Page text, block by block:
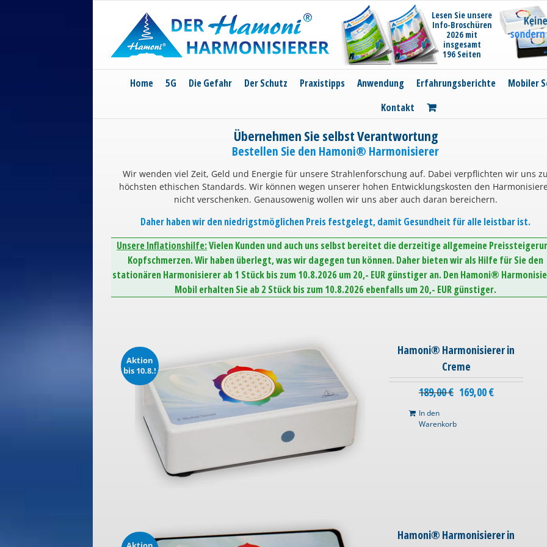
Lesen Sie unsere
Info-Broschüren
2026 mit
insgesamt
196 Seiten
Home 5G Die Gefahr Der Schutz Praxistipps Anwendung Erfahrungsberichte
Mobiler
Kontakt
Übernehmen Sie selbst Verantwortung
Bestellen Sie den Hamoni® Harmonisierer
Wir wenden viel Zeit, Geld und Energie für unsere Strahlenforschung auf. Dabei verpflichten wir uns
höchsten ethischen Standards. Wir können wegen unserer hohen Entwicklungskosten den
nicht verschenken. Genausowenig wollen wir uns aber auch daran bereichern.
Daher haben wir den niedrigstmöglichen Preis festgelegt, damit Gesundheit für alle leistbar ist.
Unsere Inflationshilfe:Vielen Kunden und auch uns selbst bereitet die derzeitige allgemeine
Kopfschmerzen. Wir haben überlegt, was wir dagegen tun können. Daher bieten wir als Hilfe für Sie den
stationären Harmonisierer ab 1 Stück bis zum 10.8.2026 um 20,- EUR günstiger an. Den Hamoni®
Mobil erhalten Sie ab 2 Stück bis zum 10.8.2026 ebenfalls um 20,- EUR günstiger.
Aktion
bis 10.8.!
Hamoni® Harmonisierer in
Creme
189,00€ 169,00€
In den
Warenkorb
Hamoni® Harmonisierer in